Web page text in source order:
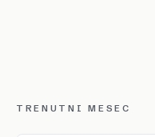
TRENUTNI MESEC